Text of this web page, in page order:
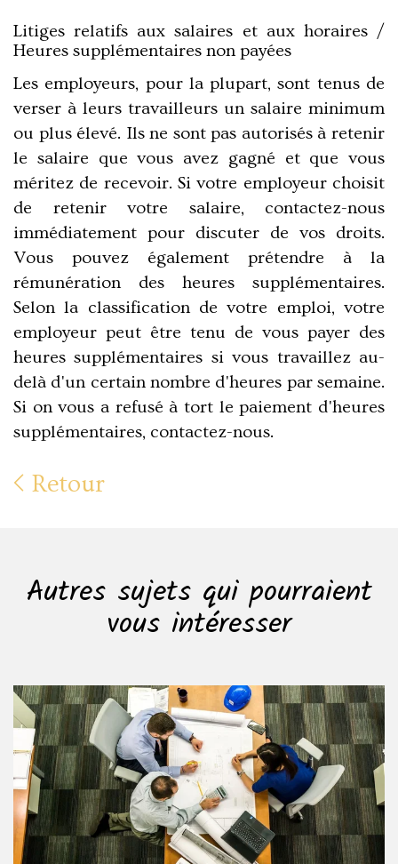
Litiges relatifs aux salaires et aux horaires /
Heures supplémentaires non payées
Les employeurs, pour la plupart, sont tenus de
verser à leurs travailleurs un salaire minimum
ou plus élevé. Ils ne sont pas autorisés à retenir
le salaire que vous avez gagné et que vous
méritez de recevoir. Si votre employeur choisit
de retenir votre salaire, contactez-nous
immédiatement pour discuter de vos droits.
Vous pouvez également prétendre à la
rémunération des heures supplémentaires.
Selon la classification de votre emploi, votre
employeur peut être tenu de vous payer des
heures supplémentaires si vous travaillez au-
delà d'un certain nombre d'heures par semaine.
Si on vous a refusé à tort le paiement d'heures
supplémentaires, contactez-nous.
Retour
Autres sujets qui pourraient
vous intéresser